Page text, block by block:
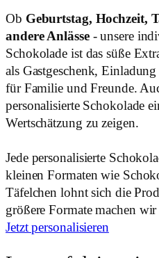
Ob Geburtstag, Hochzeit,
andere Anlässe- unsere
Schokolade ist das süße
als Gastgeschenk,
für Familie und Freunde.
personalisierte Schokolade
Wertschätzung zu zeigen.
Jede personalisierte
kleinen Formaten wie
Täfelchen lohnt sich die
größere Formate machen
Jetzt personalisieren